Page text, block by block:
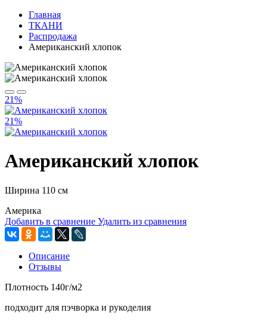
Главная
ТКАНИ
Распродажа
Американский хлопок
21%
21%
Американский хлопок
Ширина 110 см
Америка
Добавить в сравнение Удалить из сравнения
Описание
Отзывы
Плотность 140г/м2
подходит для пэчворка и рукоделия